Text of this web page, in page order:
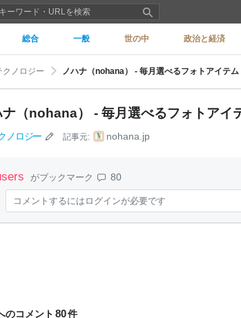
総合 一般 世の中 政治と経済
クノロジー ノハナ（nohana） - 毎月選べるフォトアイテム
ナ（nohana） - 毎月選べるフォトアイ
ノロジー 記事元: nohana.jp
がブックマーク 80
コメントするにはログインが必要です
のコメント 80件